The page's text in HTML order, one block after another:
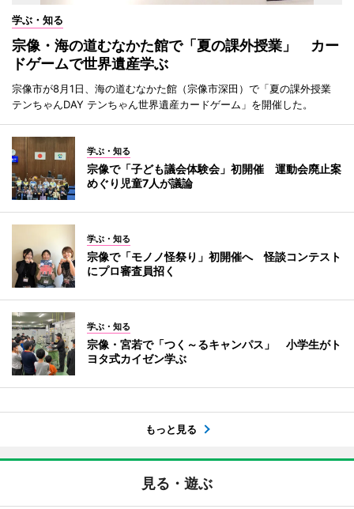
学ぶ・知る
宗像・海の道むなかた館で「夏の課外授業」 カー
ドゲームで世界遺産学ぶ
宗像市が8月1日、海の道むなかた館（宗像市深田）で「夏の課外授業
テンちゃんDAY テンちゃん世界遺産カードゲーム」を開催した。
学ぶ・知る
宗像で「子ども議会体験会」初開催 運動会廃止案
めぐり児童7人が議論
学ぶ・知る
宗像で「モノノ怪祭り」初開催へ 怪談コンテスト
にプロ審査員招く
学ぶ・知る
宗像・宮若で「つく～るキャンパス」 小学生がト
ヨタ式カイゼン学ぶ
もっと見る
見る・遊ぶ